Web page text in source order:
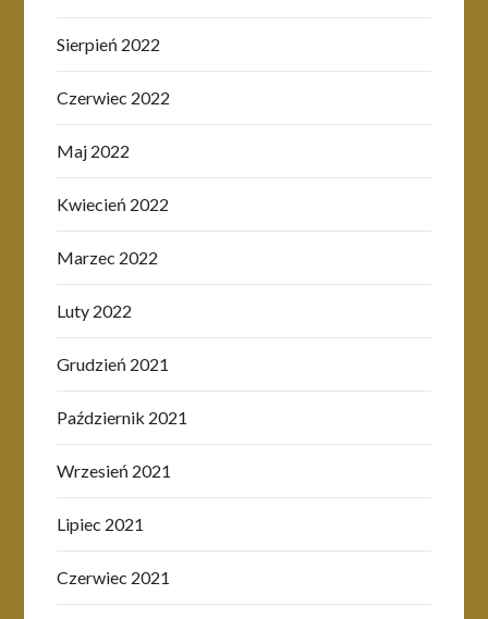
Sierpień 2022
Czerwiec 2022
Maj 2022
Kwiecień 2022
Marzec 2022
Luty 2022
Grudzień 2021
Październik 2021
Wrzesień 2021
Lipiec 2021
Czerwiec 2021